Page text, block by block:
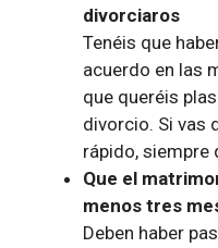
divorciaros
Tenéis que
acuerdo en las
que queréis
divorcio. Si vas
rápido, siempre
Que el
menos tres
Deben haber